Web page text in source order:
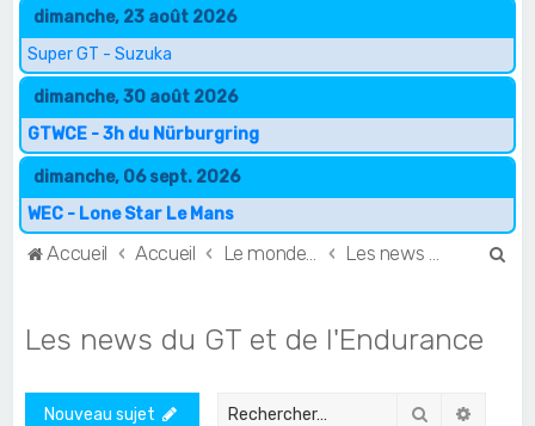
dimanche, 23 août 2026
Super GT - Suzuka
dimanche, 30 août 2026
GTWCE - 3h du Nürburgring
dimanche, 06 sept. 2026
WEC - Lone Star Le Mans
Accueil Accueil
Les news du GT et de l'Endurance
Nouveau sujet Rechercher